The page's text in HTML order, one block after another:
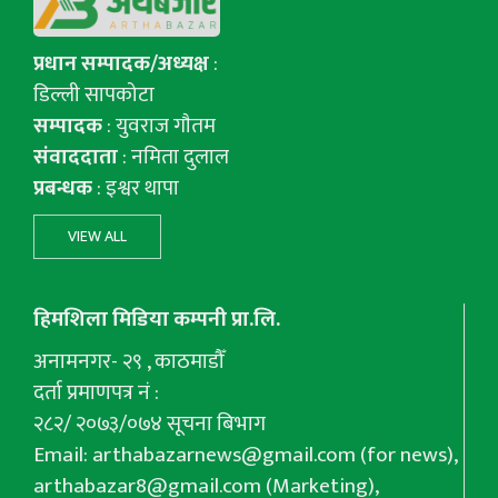
प्रधान सम्पादक/अध्यक्ष:
डिल्ली सापकोटा
सम्पादक: युवराज गाैतम
संवाददाता: नमिता दुलाल
प्रबन्धक: इश्वर थापा
VIEW ALL
हिमशिला मिडिया कम्पनी प्रा.लि.
अनामनगर- २९ , काठमाडौँ
दर्ता प्रमाणपत्र नं :
२८२/ २०७३/०७४ सूचना बिभाग
Email:arthabazarnews@gmail.com(for news),
arthabazar8@gmail.com(Marketing),